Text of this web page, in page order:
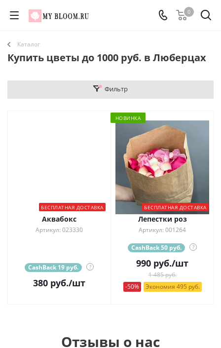
0
Каталог
Купить цветы до 1000 руб. в Люберцах
Фильтр
БЕСПЛАТНАЯ ДОСТАВКА
Аквабокс
Артикул: 023330
CashBack 19 руб. ?
380 руб./шт
НОВИНКА
БЕСПЛАТНАЯ ДОСТАВКА
Лепестки роз
Артикул: 001264
CashBack 50 руб. ?
990 руб./шт
1 485 руб.
-50%
Экономия 495 руб.
Отзывы о нас